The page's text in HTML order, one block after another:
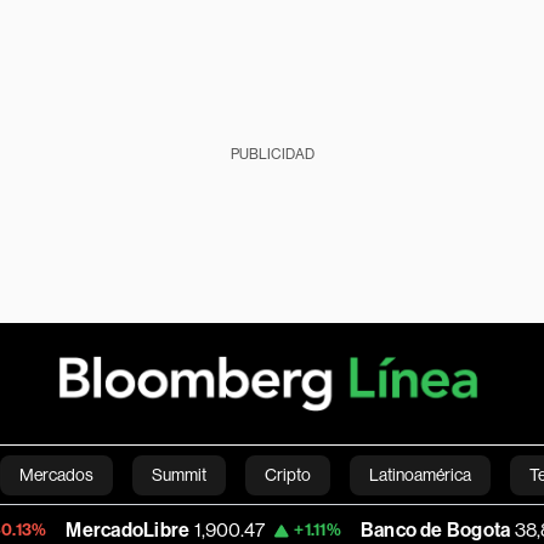
PUBLICIDAD
Mercados Summit Cripto Latinoamérica
Economía Estilo de vida Mundo Videos
1,900.47 +1.11% Banco de Bogota 38,800.00